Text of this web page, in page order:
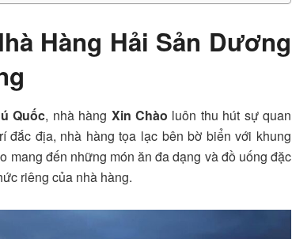
Hàng Hải Sản Dương
Quốc, nhà hàng Xin Chào luôn thu hút sự quan
địa, nhà hàng tọa lạc bên bờ biển với khung
mang đến những món ăn đa dạng và đồ uống đặc
riêng của nhà hàng.